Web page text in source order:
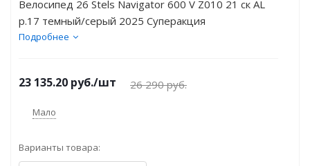
Велосипед 26 Stels Navigator 600 V Z010 21 ск AL
р.17 темный/серый 2025 Суперакция
Подробнее
23 135.20 руб./шт 26 290руб.
Мало
Варианты товара: